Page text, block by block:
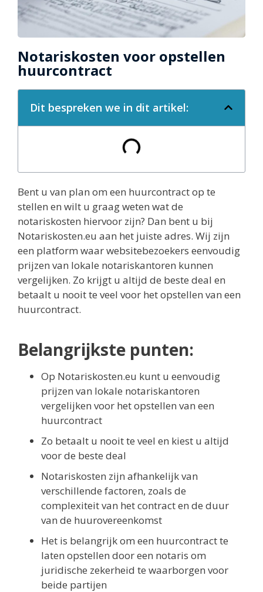
Notariskosten voor opstellen
huurcontract
Dit bespreken we in dit artikel:
Bent u van plan om een huurcontract op te
stellen en wilt u graag weten wat de
notariskosten hiervoor zijn? Dan bent u bij
Notariskosten.eu aan het juiste adres. Wij zijn
een platform waar websitebezoekers eenvoudig
prijzen van lokale notariskantoren kunnen
vergelijken. Zo krijgt u altijd de beste deal en
betaalt u nooit te veel voor het opstellen van een
huurcontract.
Belangrijkste punten:
Op Notariskosten.eu kunt u eenvoudig
prijzen van lokale notariskantoren
vergelijken voor het opstellen van een
huurcontract
Zo betaalt u nooit te veel en kiest u altijd
voor de beste deal
Notariskosten zijn afhankelijk van
verschillende factoren, zoals de
complexiteit van het contract en de duur
van de huurovereenkomst
Het is belangrijk om een huurcontract te
laten opstellen door een notaris om
juridische zekerheid te waarborgen voor
beide partijen